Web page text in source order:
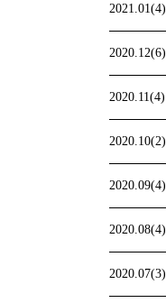
2021.01(4)
2020.12(6)
2020.11(4)
2020.10(2)
2020.09(4)
2020.08(4)
2020.07(3)